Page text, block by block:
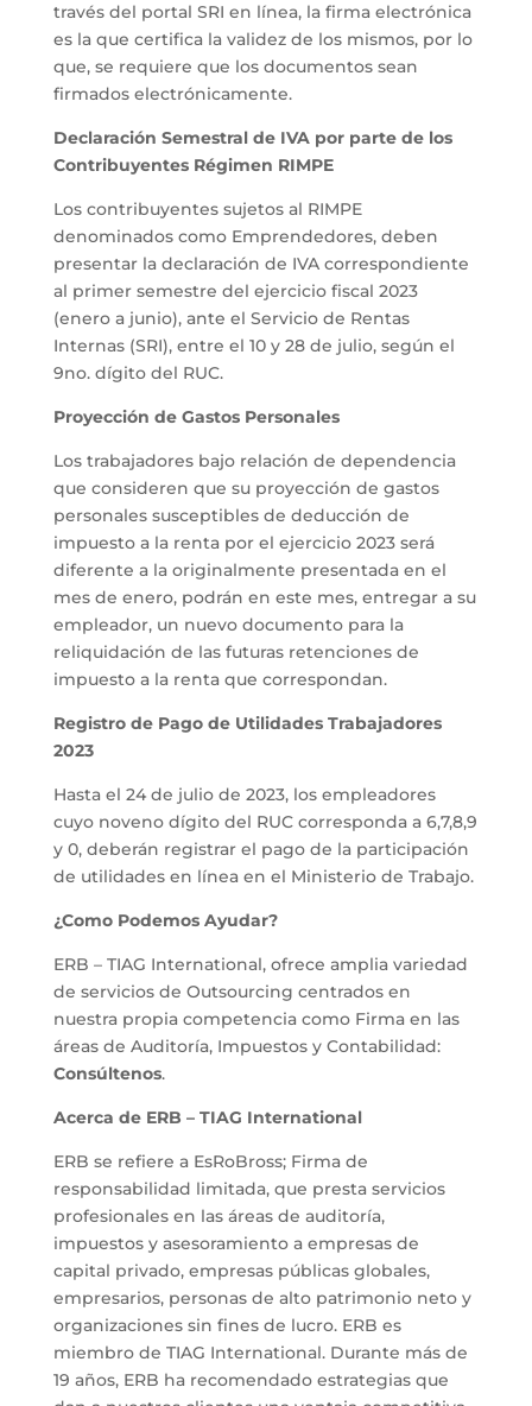
través del portal SRI en línea, la firma electrónica
es la que certifica la validez de los mismos, por lo
que, se requiere que los documentos sean
firmados electrónicamente.
Declaración Semestral de IVA por parte de los
Contribuyentes Régimen RIMPE
Los contribuyentes sujetos al RIMPE
denominados como Emprendedores, deben
presentar la declaración de IVA correspondiente
al primer semestre del ejercicio fiscal 2023
(enero a junio), ante el Servicio de Rentas
Internas (SRI), entre el 10 y 28 de julio, según el
9no. dígito del RUC.
Proyección de Gastos Personales
Los trabajadores bajo relación de dependencia
que consideren que su proyección de gastos
personales susceptibles de deducción de
impuesto a la renta por el ejercicio 2023 será
diferente a la originalmente presentada en el
mes de enero, podrán en este mes, entregar a su
empleador, un nuevo documento para la
reliquidación de las futuras retenciones de
impuesto a la renta que correspondan.
Registro de Pago de Utilidades Trabajadores
2023
Hasta el 24 de julio de 2023, los empleadores
cuyo noveno dígito del RUC corresponda a 6,7,8,9
y 0, deberán registrar el pago de la participación
de utilidades en línea en el Ministerio de Trabajo.
¿Como Podemos Ayudar?
ERB – TIAG International, ofrece amplia variedad
de servicios de Outsourcing centrados en
nuestra propia competencia como Firma en las
áreas de Auditoría, Impuestos y Contabilidad:
Consúltenos.
Acerca de ERB – TIAG International
ERB se refiere a EsRoBross; Firma de
responsabilidad limitada, que presta servicios
profesionales en las áreas de auditoría,
impuestos y asesoramiento a empresas de
capital privado, empresas públicas globales,
empresarios, personas de alto patrimonio neto y
organizaciones sin fines de lucro. ERB es
miembro de TIAG International. Durante más de
19 años, ERB ha recomendado estrategias que